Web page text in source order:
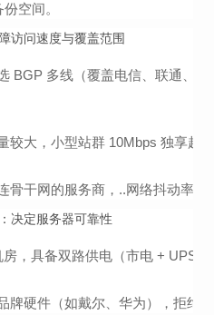
空间。
访问速度与覆盖范围
BGP 多线（覆盖电信、联通、
较大，小型站群 10Mbps 独享起
骨干网的服务商，..网络抖动率
决定服务器可靠性
房，具备双路供电（市电 + UPS
牌硬件（如戴尔、华为），拒绝